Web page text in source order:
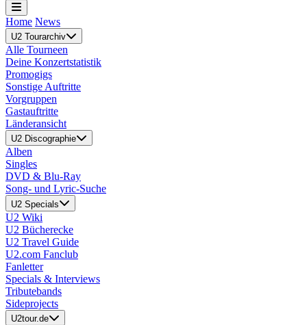
Home News
U2 Tourarchiv
Alle Tourneen
Deine Konzertstatistik
Promogigs
Sonstige Auftritte
Vorgruppen
Gastauftritte
Länderansicht
U2 Discographie
Alben
Singles
DVD & Blu-Ray
Song- und Lyric-Suche
U2 Specials
U2 Wiki
U2 Bücherecke
U2 Travel Guide
U2.com Fanclub
Fanletter
Specials & Interviews
Tributebands
Sideprojects
U2tour.de